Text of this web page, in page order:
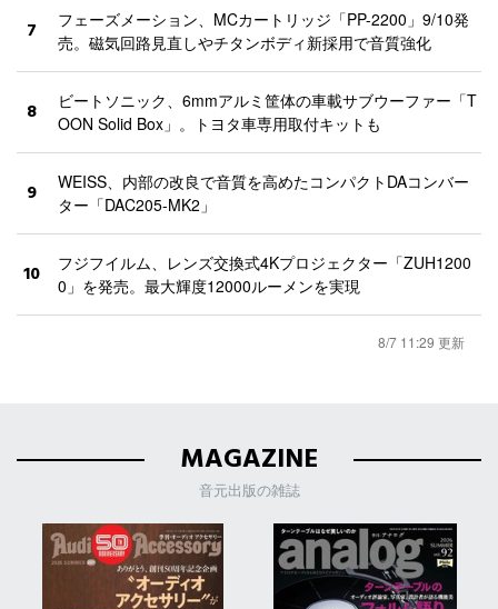
7
フェーズメーション、MCカートリッジ「PP-2200」9/10発
売。磁気回路見直しやチタンボディ新採用で音質強化
8
ビートソニック、6mmアルミ筐体の車載サブウーファー「T
OON Solid Box」。トヨタ車専用取付キットも
9
WEISS、内部の改良で音質を高めたコンパクトDAコンバー
ター「DAC205-MK2」
10
フジフイルム、レンズ交換式4Kプロジェクター「ZUH1200
0」を発売。最大輝度12000ルーメンを実現
8/7 11:29 更新
MAGAZINE
音元出版の雑誌